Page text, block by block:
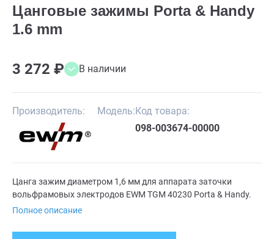
Цанговые зажимы Porta & Handy
1.6 mm
3 272 ₽ В наличии
Производитель: Модель:Код товара:
098-003674-00000
Цанга зажим диаметром 1,6 мм для аппарата заточки
вольфрамовых электродов EWM TGM 40230 Porta & Handy.
Полное описание